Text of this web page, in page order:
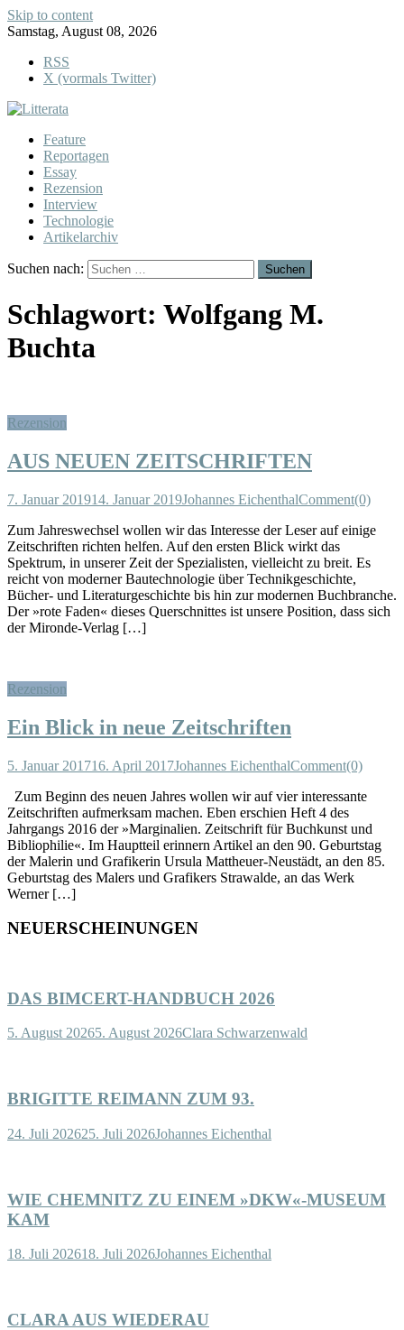
Skip to content
Samstag, August 08, 2026
RSS
X (vormals Twitter)
Feature
Reportagen
Essay
Rezension
Interview
Technologie
Artikelarchiv
Suchen nach:
Schlagwort: Wolfgang M.
Buchta
Rezension
AUS NEUEN ZEITSCHRIFTEN
7. Januar 201914. Januar 2019Johannes EichenthalComment(0)
Zum Jahreswechsel wollen wir das Interesse der Leser auf einige
Zeitschriften richten helfen. Auf den ersten Blick wirkt das
Spektrum, in unserer Zeit der Spezialisten, vielleicht zu breit. Es
reicht von moderner Bautechnologie über Technikgeschichte,
Bücher- und Literaturgeschichte bis hin zur modernen Buchbranche.
Der »rote Faden« dieses Querschnittes ist unsere Position, dass sich
der Mironde-Verlag […]
Rezension
Ein Blick in neue Zeitschriften
5. Januar 201716. April 2017Johannes EichenthalComment(0)
Zum Beginn des neuen Jahres wollen wir auf vier interessante
Zeitschriften aufmerksam machen. Eben erschien Heft 4 des
Jahrgangs 2016 der »Marginalien. Zeitschrift für Buchkunst und
Bibliophilie«. Im Hauptteil erinnern Artikel an den 90. Geburtstag
der Malerin und Grafikerin Ursula Mattheuer-Neustädt, an den 85.
Geburtstag des Malers und Grafikers Strawalde, an das Werk
Werner […]
NEUERSCHEINUNGEN
DAS BIMCERT-HANDBUCH 2026
5. August 20265. August 2026Clara Schwarzenwald
BRIGITTE REIMANN ZUM 93.
24. Juli 202625. Juli 2026Johannes Eichenthal
WIE CHEMNITZ ZU EINEM »DKW«-MUSEUM
KAM
18. Juli 202618. Juli 2026Johannes Eichenthal
CLARA AUS WIEDERAU